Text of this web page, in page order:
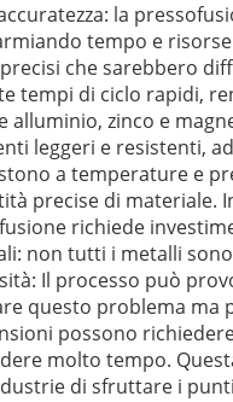
la
tempo e
che sarebbero
tempi di ciclo rapidi,
alluminio, zinco e
leggeri e resistenti,
a temperature e
precise di
richiede
non tutti i metalli
Il processo può
questo problema ma
possono
molto tempo.
di sfruttare i